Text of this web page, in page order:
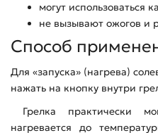
могут использоваться
не вызывают ожогов и
Способ
Для «запуска» (нагрева)
нажать на кнопку внутри
Грелка практически
нагревается до